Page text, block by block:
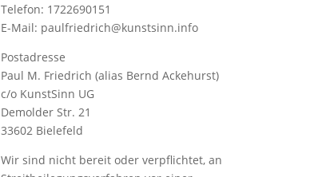
Telefon: 1722690151
E-Mail: paulfriedrich@kunstsinn.info
Postadresse
Paul M. Friedrich (alias Bernd Ackehurst)
c/o KunstSinn UG
Demolder Str. 21
33602 Bielefeld
Wir sind nicht bereit oder verpflichtet, an